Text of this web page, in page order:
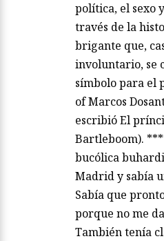
política, el sexo
través de la
brigante que,
involuntario, se
símbolo para el
of Marcos
escribió El
Bartleboom).
bucólica
Madrid y sabía
Sabía que
porque no me
También tenía